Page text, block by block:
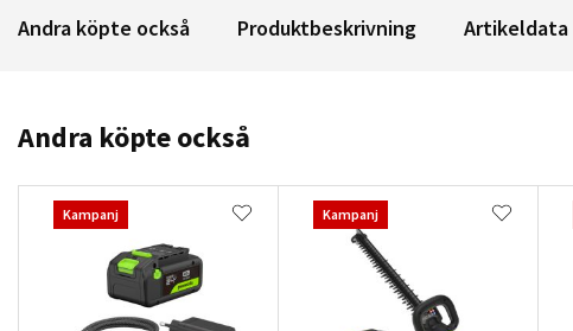
Andra köpte också Produktbeskrivning Artikeldata
Andra köpte också
Kampanj Kampanj